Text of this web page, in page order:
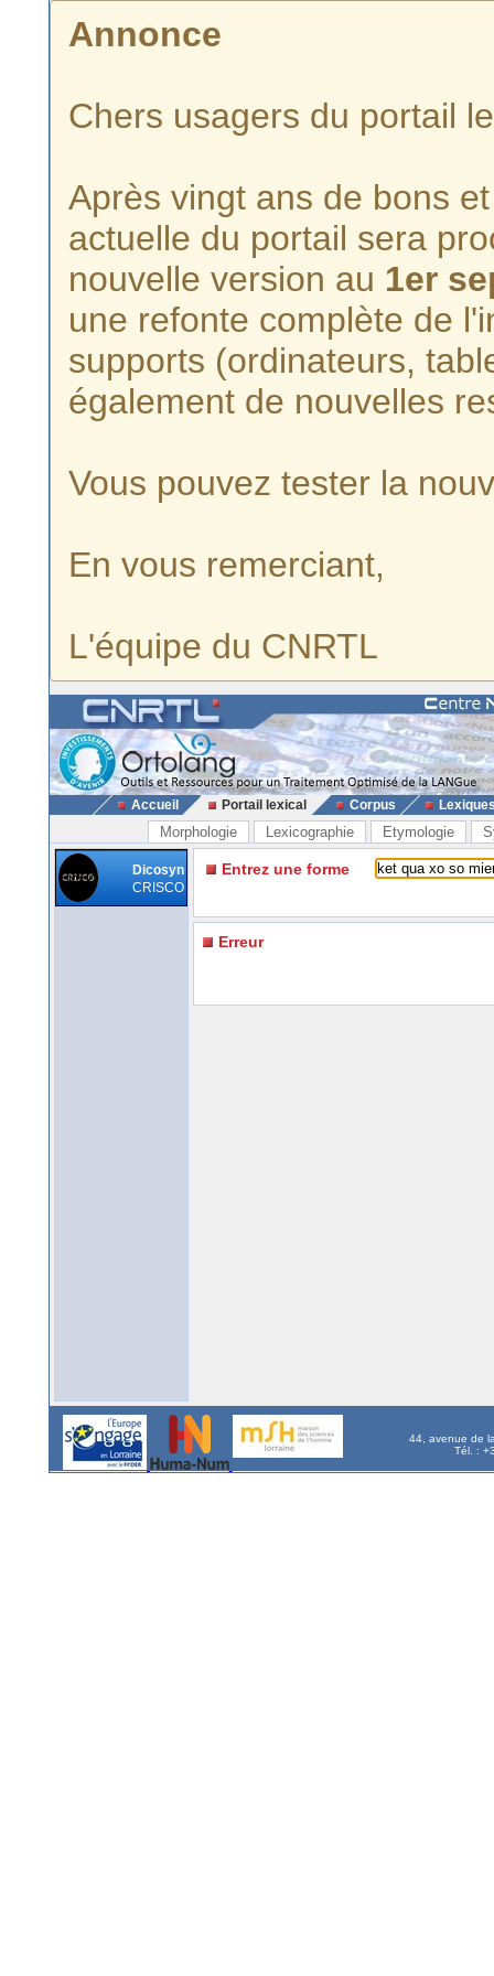
Annonce
Chers usagers du portail
Après vingt ans de bons
actuelle du portail sera
nouvelle version au 1er
une refonte complète de
supports (ordinateurs,
également de nouvelles
Vous pouvez tester la
En vous remerciant,
L'équipe du CNRTL
Accueil Portail lexical Corpus
Morphologie Lexicographie Etymologie
Dicosyn
CRISCO
Entrez une forme
Erreur
44, avenue de
Tél. :